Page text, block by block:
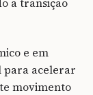
a transição
e em
para acelerar
movimento